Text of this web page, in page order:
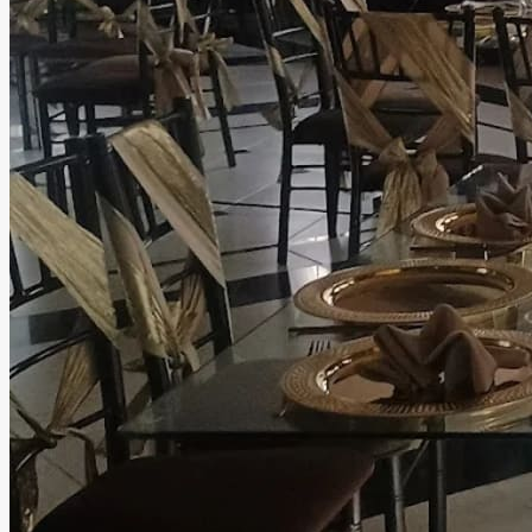
todos los asistentes, contamos con estacionamiento,
servicio de valet parking, baños dobles, áreas lounge,
cocina, Wi-Fi, mobiliario completo, iluminación profesional,
sonido, DJ, barra de bebidas, catering, decoración,
personal de apoyo, seguridad y limpieza, para que tú solo
te preocupes por disfrutar. Ubicado en una zona
estratégica de Tlalnepantla, nuestro salón ofrece la
combinación ideal entre fácil acceso y la privacidad que
merece un evento especial. Más que un salón de eventos,
ofrecemos un espacio donde la tecnología, el diseño y el
mejor ambiente se unen para crear celebraciones
memorables que tus invitados recordarán mucho después
de que termine la fiesta.
Leer más